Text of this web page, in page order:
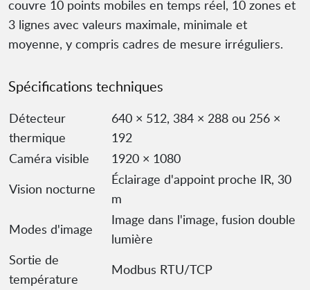
couvre 10 points mobiles en temps réel, 10 zones et
3 lignes avec valeurs maximale, minimale et
moyenne, y compris cadres de mesure irréguliers.
Spécifications techniques
Détecteur
thermique
640 × 512, 384 × 288 ou 256 ×
192
Caméra visible
1920 × 1080
Vision nocturne
Éclairage d'appoint proche IR, 30
m
Modes d'image
Image dans l'image, fusion double
lumière
Sortie de
température
Modbus RTU/TCP